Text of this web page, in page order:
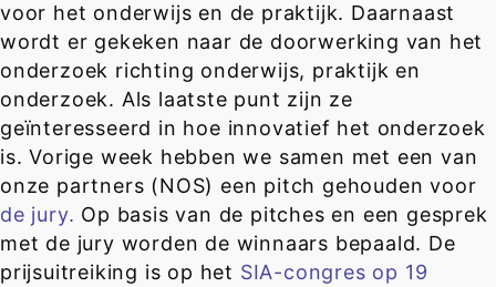
voor het onderwijs en de praktijk. Daarnaast
wordt er gekeken naar de doorwerking van het
onderzoek richting onderwijs, praktijk en
onderzoek. Als laatste punt zijn ze
geïnteresseerd in hoe innovatief het onderzoek
is. Vorige week hebben we samen met een van
onze partners (NOS) een pitch gehouden voor
de jury. Op basis van de pitches en een gesprek
met de jury worden de winnaars bepaald. De
prijsuitreiking is op het SIA-congres op 19